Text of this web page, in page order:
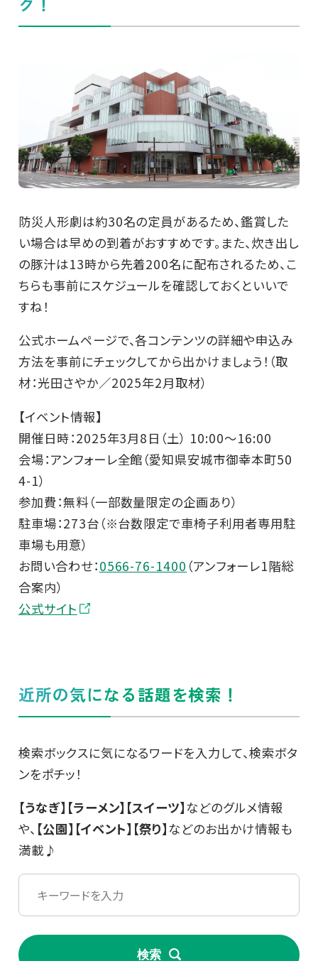
防災人形劇は約30名の定員があるため、鑑賞した
い場合は早めの到着がおすすめです。また、炊き出し
の豚汁は13時から先着200名に配布されるため、こ
ちらも事前にスケジュールを確認しておくといいで
すね！
公式ホームページで、各コンテンツの詳細や申込み
方法を事前にチェックしてから出かけましょう！（取
材：光田さやか／2025年2月取材）
【イベント情報】
開催日時：2025年3月8日（土） 10:00～16:00
会場：アンフォーレ全館（愛知県安城市御幸本町50
4-1）
参加費：無料（一部数量限定の企画あり）
駐車場：273台（※台数限定で車椅子利用者専用駐
車場も用意）
お問い合わせ：0566-76-1400 （アンフォーレ1階総
合案内）
公式サイト
近所の気になる話題を検索！
検索ボックスに気になるワードを入力して、検索ボタ
ンをポチッ！
【うなぎ】【ラーメン】【スイーツ】などのグルメ情報
や、 【公園】【イベント】【祭り】などのお出かけ情報も
満載♪
検索